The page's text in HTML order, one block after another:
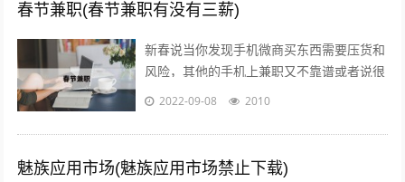
春节兼职(春节兼职有没有三薪)
新春说当你发现手机微商买东西需要压货和
风险，其他的手机上兼职又不靠谱或者说很
不靠谱的时候，来吧，终于等到啦！新春切
2022-09-08 2010
魅族应用市场(魅族应用市场禁止下载)